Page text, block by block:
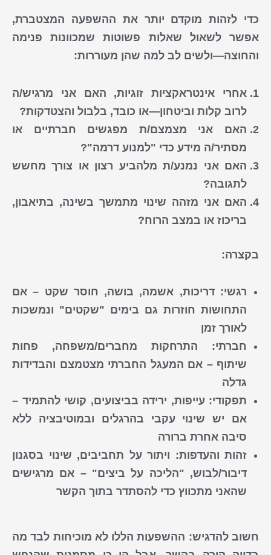
כדי לזהות מוקדם יותר את ההשפעה המצטברת,
אפשר לשאול שאלות פשוטות שמכוונות פנימה
והחוצה—ולשים לב למה שהן מעוררות:
אחרי אינטראקציות זוגיות, האם אני מרגיש/ה
לרוב קלות וביטחון—או כובד, בלבול והצטדקות?
האם אני מצמצם/ת מפגשים חברתיים או
מסתיר/ה מידע כדי "למנוע דרמה"?
האם אני נמנע/ת מלהביע רצון או צורך מחשש
לתגובה?
האם אני מזהה שינוי מתמשך בשינה, בתיאבון,
בריכוז או במצב הרוח?
בקצרה:
רגשי: דריכות, אשמה, בושה, חוסר שקט – אם
התחושות חוזרות גם בימים "שקטים" ונמשכות
לאורך זמן
חברתי: התרחקות מחברים/משפחה, פחות
שיתוף – אם המעגל החברתי מצטמצם והבדידות
גדלה
תפקודי: עייפות, ירידה בביצועים, קושי להתמיד –
אם יש שינוי עקבי בהרגלים ובמוטיבציה ללא
סיבה אחרת ברורה
זהות והעדפות: ויתור על תחביבים, שינוי בסגנון
דיבור/לבוש, "הליכה על ביצים" – אם מרגישים
שהאני מתכווץ כדי להסתדר בתוך הקשר
חשוב להדגיש: ההשפעות הללו לא מוכיחות לבד מה